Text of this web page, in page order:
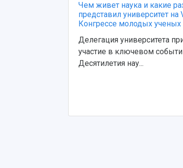
Чем живет наука и какие
представил университет на
Конгрессе молодых ученых
Делегация университета
участие в ключевом
Десятилетия нау...